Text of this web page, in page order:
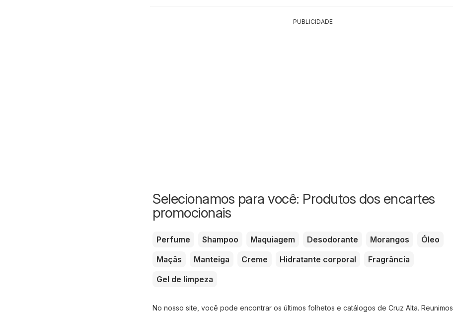
PUBLICIDADE
Selecionamos para você: Produtos dos encartes
promocionais
Perfume Shampoo Maquiagem Desodorante Morangos
Óleo
Maçãs
Manteiga Creme Hidratante corporal
Fragrância
Gel de limpeza
No nosso site, você pode encontrar os últimos folhetos e catálogos de Cruz Alta. Reunimos